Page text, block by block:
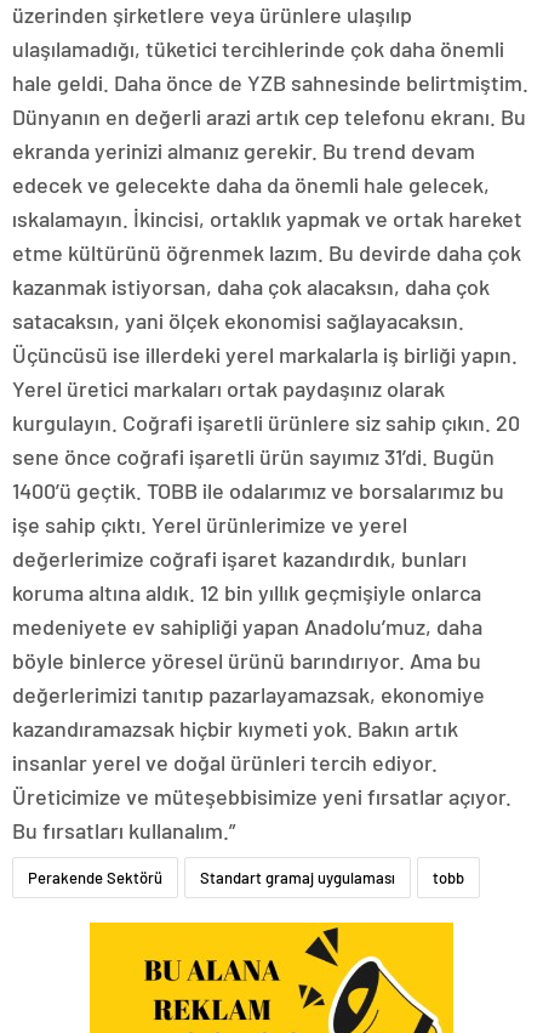
üzerinden şirketlere veya ürünlere ulaşılıp
ulaşılamadığı, tüketici tercihlerinde çok daha önemli
hale geldi. Daha önce de YZB sahnesinde belirtmiştim.
Dünyanın en değerli arazi artık cep telefonu ekranı. Bu
ekranda yerinizi almanız gerekir. Bu trend devam
edecek ve gelecekte daha da önemli hale gelecek,
ıskalamayın. İkincisi, ortaklık yapmak ve ortak hareket
etme kültürünü öğrenmek lazım. Bu devirde daha çok
kazanmak istiyorsan, daha çok alacaksın, daha çok
satacaksın, yani ölçek ekonomisi sağlayacaksın.
Üçüncüsü ise illerdeki yerel markalarla iş birliği yapın.
Yerel üretici markaları ortak paydaşınız olarak
kurgulayın. Coğrafi işaretli ürünlere siz sahip çıkın. 20
sene önce coğrafi işaretli ürün sayımız 31’di. Bugün
1400’ü geçtik. TOBB ile odalarımız ve borsalarımız bu
işe sahip çıktı. Yerel ürünlerimize ve yerel
değerlerimize coğrafi işaret kazandırdık, bunları
koruma altına aldık. 12 bin yıllık geçmişiyle onlarca
medeniyete ev sahipliği yapan Anadolu’muz, daha
böyle binlerce yöresel ürünü barındırıyor. Ama bu
değerlerimizi tanıtıp pazarlayamazsak, ekonomiye
kazandıramazsak hiçbir kıymeti yok. Bakın artık
insanlar yerel ve doğal ürünleri tercih ediyor.
Üreticimize ve müteşebbisimize yeni fırsatlar açıyor.
Bu fırsatları kullanalım.”
Perakende Sektörü Standart gramaj uygulaması tobb